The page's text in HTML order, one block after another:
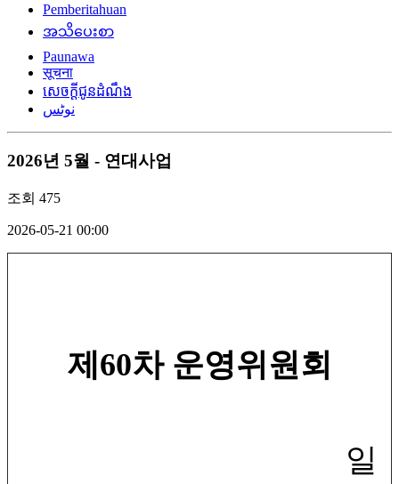
Pemberitahuan
အသိပေးစာ
Paunawa
सूचना
សេចក្តីជូនដំណឹង
نوٹس
2026년 5월 - 연대사업
조회 475
2026-05-21 00:00
제 60차 운영위원회
일